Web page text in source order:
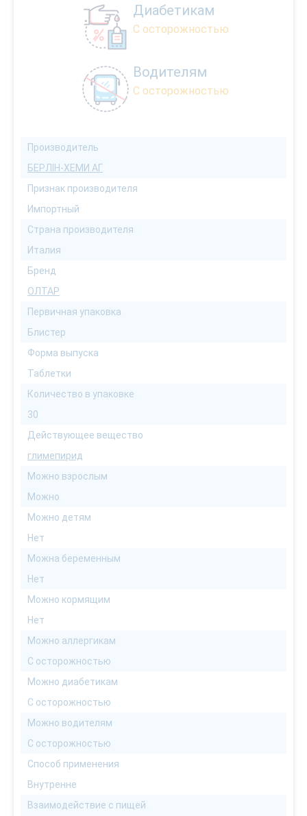
Диабетикам
С осторожностью
Водителям
С осторожностью
Производитель
БЕРЛІН-ХЕМИ АГ
Признак производителя
Импортный
Страна производителя
Италия
Бренд
ОЛТАР
Первичная упаковка
Блистер
Форма выпуска
Таблетки
Количество в упаковке
30
Действующее вещество
глимепирид
Можно взрослым
Можно
Можно детям
Нет
Можна беременным
Нет
Можно кормящим
Нет
Можно аллергикам
С осторожностью
Можно диабетикам
С осторожностью
Можно водителям
С осторожностью
Способ применения
Внутренне
Взаимодействие с пищей